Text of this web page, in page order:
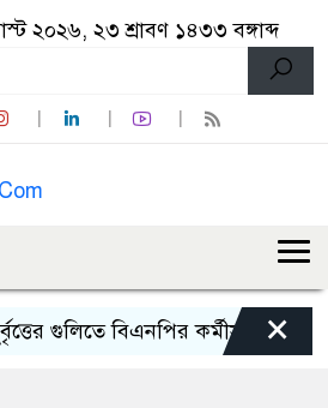
২০২৬, ২৩ শ্রাবণ ১৪৩৩ বঙ্গাব্দ
গুলিতে বিএনপির কর্মীসহ আহত ২
×